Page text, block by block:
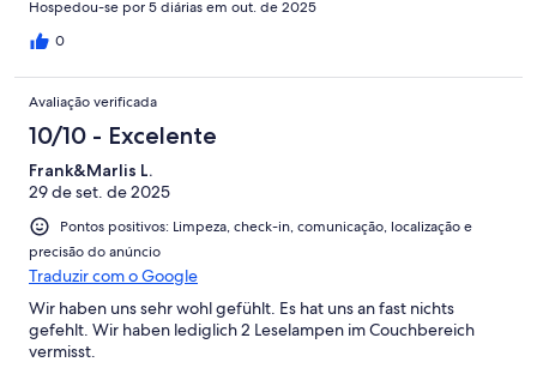
Hospedou-se por 5 diárias em out. de 2025
0
Avaliação verificada
10/10 - Excelente
Frank&Marlis L.
29 de set. de 2025
Pontos positivos: Limpeza, check-in, comunicação, localização e
precisão do anúncio
Traduzir com o Google
Wir haben uns sehr wohl gefühlt. Es hat uns an fast nichts
gefehlt. Wir haben lediglich 2 Leselampen im Couchbereich
vermisst.